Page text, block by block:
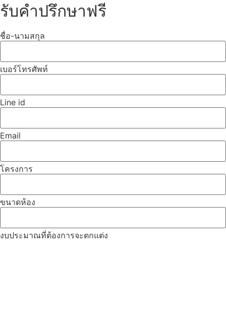
รับคำปรึกษาฟรี
ชื่อ-นามสกุล
เบอร์โทรศัพท์
Line id
Email
โครงการ
ขนาดห้อง
งบประมาณที่ต้องการจะตกแต่ง